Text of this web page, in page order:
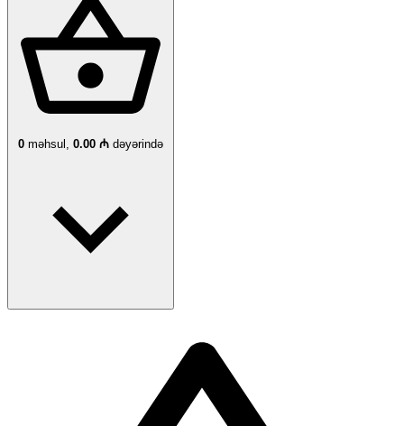
0 məhsul, 0.00 ₼ dəyərində